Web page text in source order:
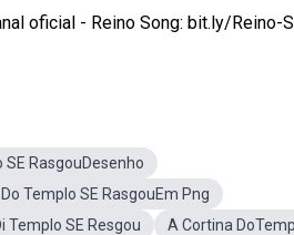
oficial - Reino Song: bit.ly/Reino-
SE RasgouDesenho
Templo SE RasgouEm Png
Templo SE Resgou
A Cortina